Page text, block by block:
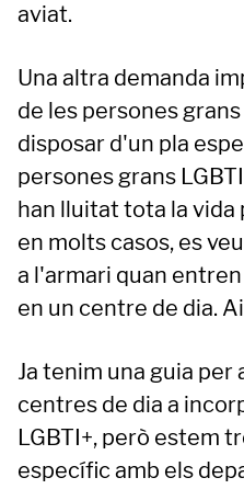
aviat.
Una altra demanda
de les persones
disposar d'un pla
persones grans
han lluitat tota la vida
en molts casos, es
a l'armari quan
en un centre de dia.
Ja tenim una guia per
centres de dia a
LGBTI+, però estem
específic amb els